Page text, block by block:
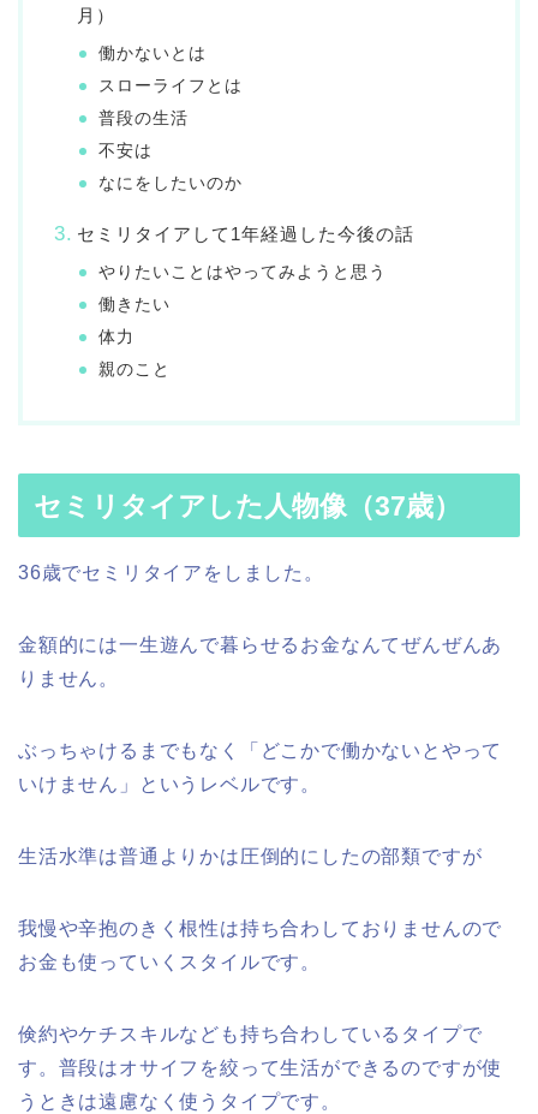
月）
働かないとは
スローライフとは
普段の生活
不安は
なにをしたいのか
セミリタイアして1年経過した今後の話
やりたいことはやってみようと思う
働きたい
体力
親のこと
セミリタイアした人物像（37歳）
36歳でセミリタイアをしました。
金額的には一生遊んで暮らせるお金なんてぜんぜんあ
りません。
ぶっちゃけるまでもなく「どこかで働かないとやって
いけません」というレベルです。
生活水準は普通よりかは圧倒的にしたの部類ですが
我慢や辛抱のきく根性は持ち合わしておりませんので
お金も使っていくスタイルです。
倹約やケチスキルなども持ち合わしているタイプで
す。普段はオサイフを絞って生活ができるのですが使
うときは遠慮なく使うタイプです。